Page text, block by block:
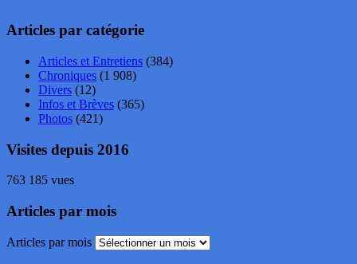
Articles par catégorie
Articles et Entretiens (384)
Chroniques (1 908)
Divers (12)
Infos et Brèves (365)
Photos (421)
Visites depuis 2016
763 185 vues
Articles par mois
Articles par mois